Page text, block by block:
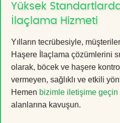
Yüksek
İlaçlama Hizmeti
Yılların tecrübesiyle,
Haşere İlaçlama çözümlerini
olarak, böcek ve haşere
vermeyen, sağlıklı ve etkili
Hemen bizimle iletişime geçin
alanlarına kavuşun.